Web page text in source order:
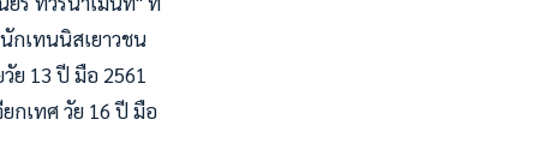
กเทนนิสเยาวชน
ย 13 ปี มือ 2561
กเทศ วัย 16 ปี มือ